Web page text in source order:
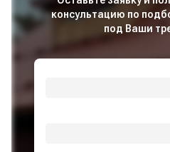
консультацию по
под Ваши